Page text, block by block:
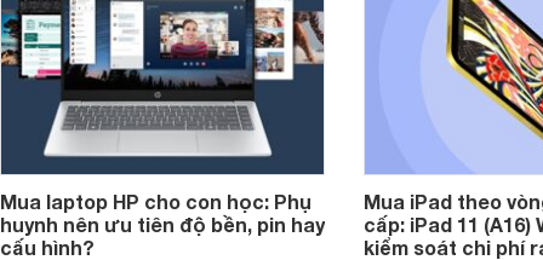
Mua laptop HP cho con học: Phụ
huynh nên ưu tiên độ bền, pin hay
cấu hình?
Mua iPad theo
cấp: iPad 11 (A16)
kiểm soát chi phí